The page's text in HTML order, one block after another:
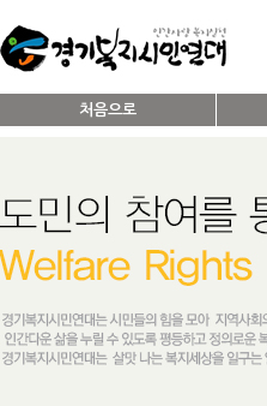
처음으로